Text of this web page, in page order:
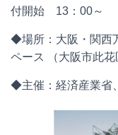
付開始 13：00～
◆場所：大阪・関西
ペース （大阪市此花
◆主催：経済産業省